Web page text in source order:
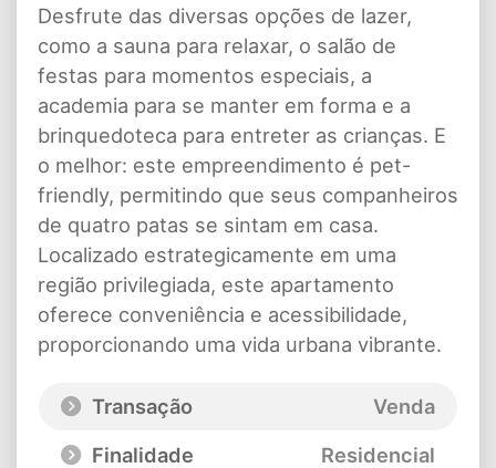
Desfrute das diversas opções de lazer,
como a sauna para relaxar, o salão de
festas para momentos especiais, a
academia para se manter em forma e a
brinquedoteca para entreter as crianças. E
o melhor: este empreendimento é pet-
friendly, permitindo que seus companheiros
de quatro patas se sintam em casa.
Localizado estrategicamente em uma
região privilegiada, este apartamento
oferece conveniência e acessibilidade,
proporcionando uma vida urbana vibrante.
Transação
Venda
Finalidade
Residencial